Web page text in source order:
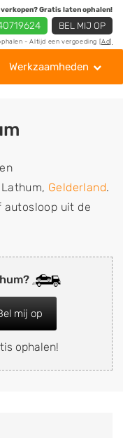
Gratis laten ophalen!
BEL MIJ OP
- Altijd een vergoeding [Ad]
Werkzaamheden
mij op
ophalen!
Gelderland.
autosloop uit de
van
en
keuring). Wilt u
of brommobiel
zelf wegbrengen
op een
voor uw oude